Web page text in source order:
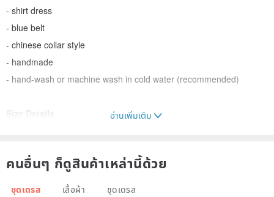
- shirt dress
- blue belt
- chinese collar style
- handmade
- hand-wash or machine wash in cold water (recommended)
Size Details
M: Bust (a) 36 inches, Waist (b) 34 inches, Hips (c) 38 inches, front
length from shoulder to bottom 37 inches
back length from shoulder to bottom (d) 42 inches
อ่านเพิ่มเติม
คนอื่นๆ ก็ดูสินค้าเหล่านี้ด้วย
ชุดเดรส เสื้อผ้า ชุดเดรส